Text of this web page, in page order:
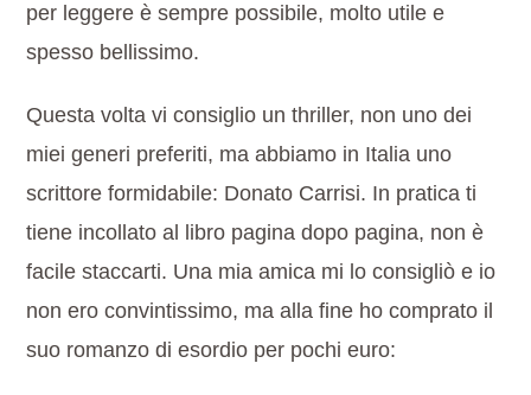
per leggere è sempre possibile, molto utile e
spesso bellissimo.
Questa volta vi consiglio un thriller, non uno dei
miei generi preferiti, ma abbiamo in Italia uno
scrittore formidabile: Donato Carrisi. In pratica ti
tiene incollato al libro pagina dopo pagina, non è
facile staccarti. Una mia amica mi lo consigliò e io
non ero convintissimo, ma alla fine ho comprato il
suo romanzo di esordio per pochi euro: